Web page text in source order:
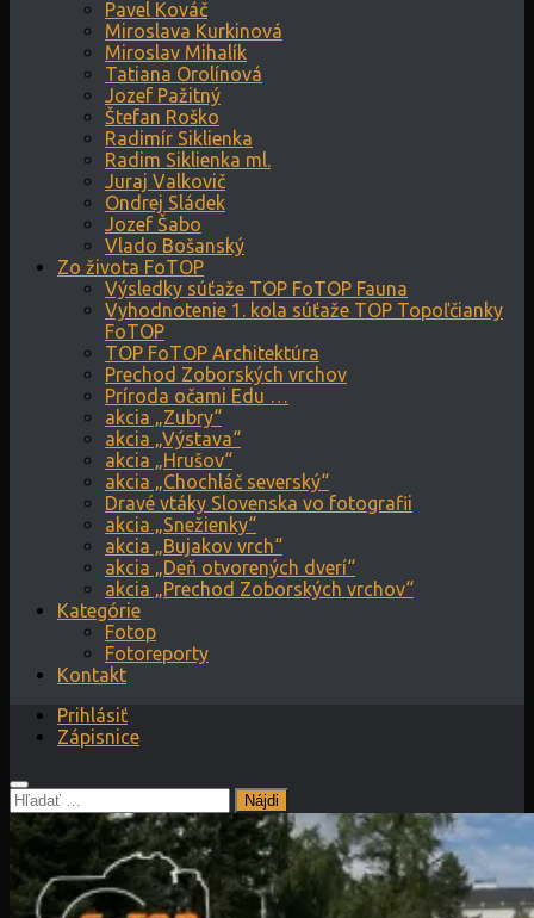
Pavel Kováč
Miroslava Kurkinová
Miroslav Mihalík
Tatiana Orolínová
Jozef Pažitný
Štefan Roško
Radimír Siklienka
Radim Siklienka ml.
Juraj Valkovič
Ondrej Sládek
Jozef Šabo
Vlado Bošanský
Zo života FoTOP
Výsledky súťaže TOP FoTOP Fauna
Vyhodnotenie 1. kola súťaže TOP Topoľčianky
FoTOP
TOP FoTOP Architektúra
Prechod Zoborských vrchov
Príroda očami Edu …
akcia „Zubry“
akcia „Výstava“
akcia „Hrušov“
akcia „Chochláč severský“
Dravé vtáky Slovenska vo fotografii
akcia „Snežienky“
akcia „Bujakov vrch“
akcia „Deň otvorených dverí“
akcia „Prechod Zoborských vrchov“
Kategórie
Fotop
Fotoreporty
Kontakt
Prihlásiť
Zápisnice
Hľadať: